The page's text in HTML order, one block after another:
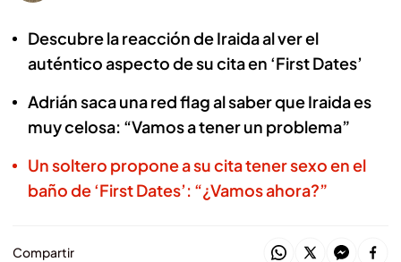
Descubre la reacción de Iraida al ver el
auténtico aspecto de su cita en ‘First Dates’
Adrián saca una red flag al saber que Iraida es
muy celosa: “Vamos a tener un problema”
Un soltero propone a su cita tener sexo en el
baño de ‘First Dates’: “¿Vamos ahora?”
Compartir